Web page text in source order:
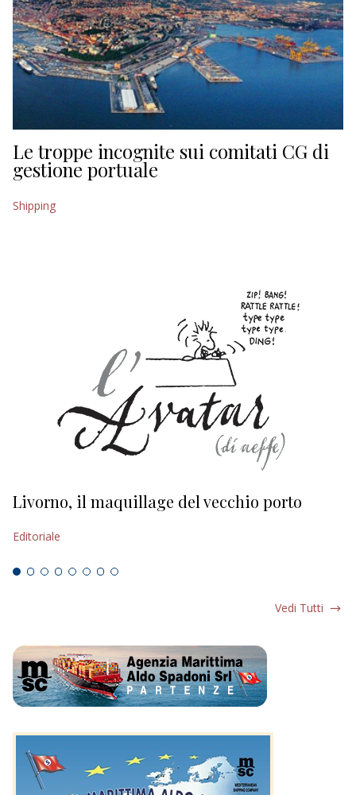
Le troppe incognite sui comitati CG di
gestione portuale
Shipping
Livorno, il maquillage del vecchio porto
Editoriale
Vedi Tutti